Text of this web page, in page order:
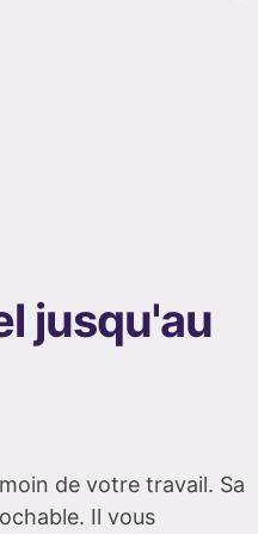
jusqu'au
de votre travail. Sa
Il vous